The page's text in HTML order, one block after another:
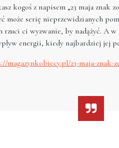
kogoś z napisem „23 maja
może serię nieprzewidzianych
rzuci ci wyzwanie, by nadążyć. A
energii, kiedy najbardziej jej
magazynkobiecy.pl/23-maja-